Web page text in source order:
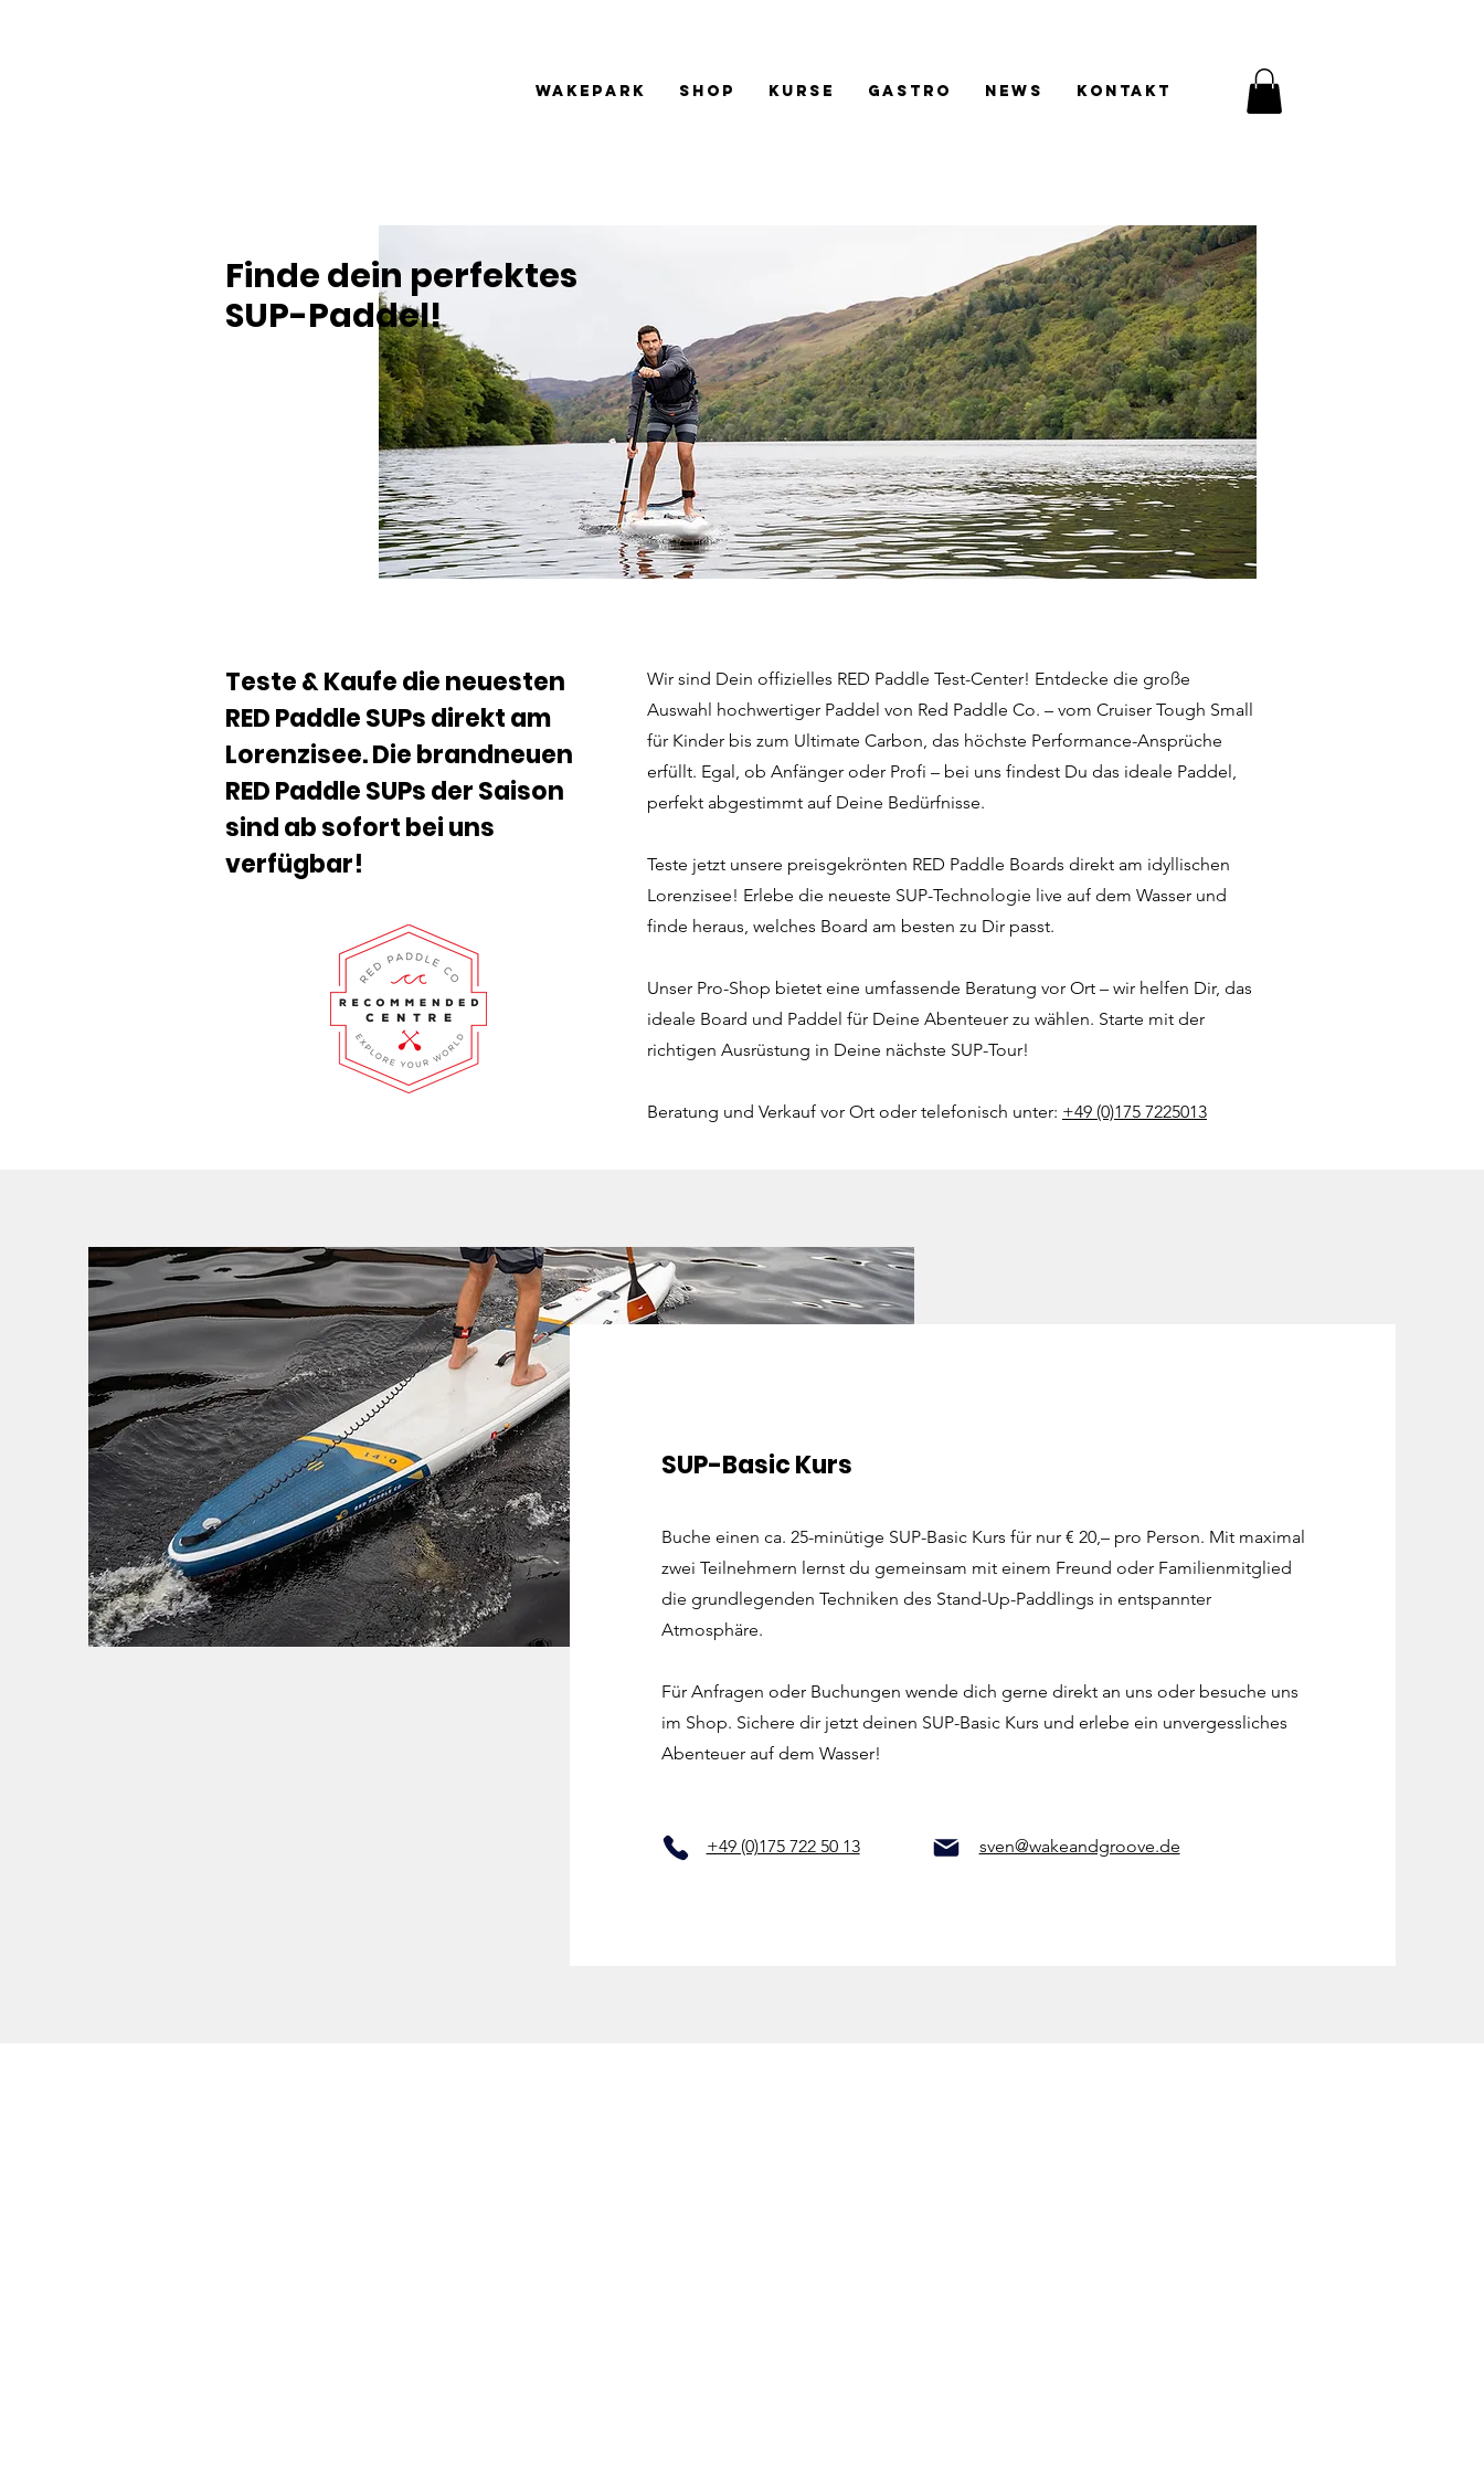
Wakepark Shop Kurse Gastro News Kontakt
Finde dein perfektes
SUP-Paddel!
Teste & Kaufe die neuesten
RED Paddle SUPs direkt am
Lorenzisee. Die brandneuen
RED Paddle SUPs der Saison
sind ab sofort bei uns
verfügbar!
Wir sind Dein offizielles RED Paddle Test-Center! Entdecke die große
Auswahl hochwertiger Paddel von Red Paddle Co. – vom Cruiser Tough Small
für Kinder bis zum Ultimate Carbon, das höchste Performance-Ansprüche
erfüllt. Egal, ob Anfänger oder Profi – bei uns findest Du das ideale Paddel,
perfekt abgestimmt auf Deine Bedürfnisse.
Teste jetzt unsere preisgekrönten RED Paddle Boards direkt am idyllischen
Lorenzisee! Erlebe die neueste SUP-Technologie live auf dem Wasser und
finde heraus, welches Board am besten zu Dir passt.
Unser Pro-Shop bietet eine umfassende Beratung vor Ort – wir helfen Dir, das
ideale Board und Paddel für Deine Abenteuer zu wählen. Starte mit der
richtigen Ausrüstung in Deine nächste SUP-Tour!
Beratung und Verkauf vor Ort oder telefonisch unter: +49 (0)175 7225013
SUP-Basic Kurs
Buche einen ca. 25-minütige SUP-Basic Kurs für nur € 20,– pro Person. Mit maximal
zwei Teilnehmern lernst du gemeinsam mit einem Freund oder Familienmitglied
die grundlegenden Techniken des Stand-Up-Paddlings in entspannter
Atmosphäre.
Für Anfragen oder Buchungen wende dich gerne direkt an uns oder besuche uns
im Shop. Sichere dir jetzt deinen SUP-Basic Kurs und erlebe ein unvergessliches
Abenteuer auf dem Wasser!
+49 (0)175 722 50 13 sven@wakeandgroove.de